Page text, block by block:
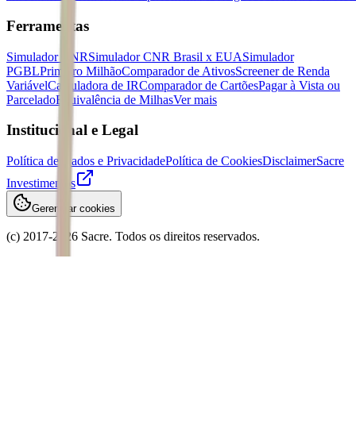
Ferramentas
Simulador CNRSimulador CNR Brasil x EUASimulador
PGBLPrimeiro MilhãoComparador de AtivosScreener de Renda
VariávelCalculadora de IRComparador de CartõesPagar à Vista ou
ParceladoEquivalência de MilhasVer mais
Institucional e Legal
Política de Dados e PrivacidadePolítica de CookiesDisclaimerSacre
Investimentos
Gerenciar cookies
(c) 2017-2026 Sacre. Todos os direitos reservados.